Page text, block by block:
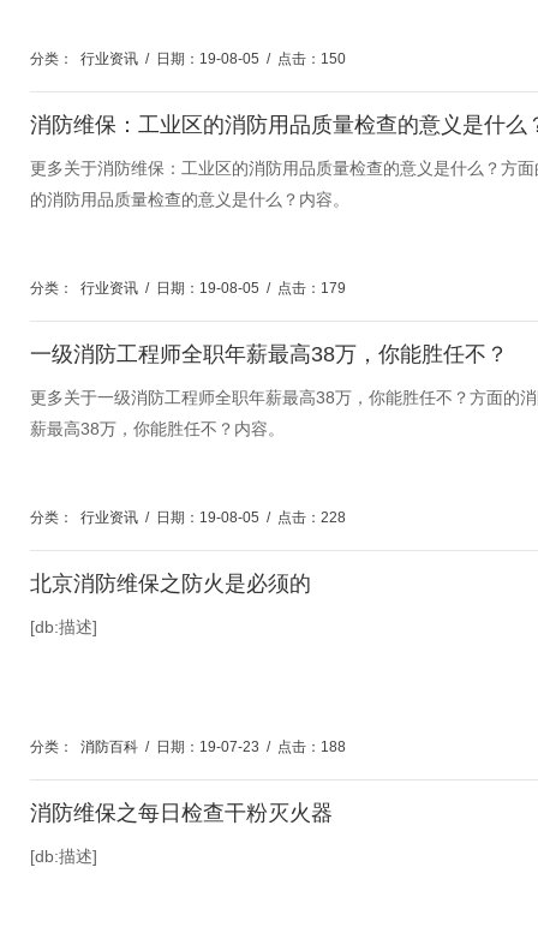
分类： 行业资讯 / 日期：19-08-05 / 点击：150
消防维保：工业区的消防用品质量检查的意义是什么
更多关于消防维保：工业区的消防用品质量检查的意义是什么？方
的消防用品质量检查的意义是什么？内容。
分类： 行业资讯 / 日期：19-08-05 / 点击：179
一级消防工程师全职年薪最高38万，你能胜任不？
更多关于一级消防工程师全职年薪最高38万，你能胜任不？方面的
薪最高38万，你能胜任不？内容。
分类： 行业资讯 / 日期：19-08-05 / 点击：228
北京消防维保之防火是必须的
[db:描述]
分类： 消防百科 / 日期：19-07-23 / 点击：188
消防维保之每日检查干粉灭火器
[db:描述]